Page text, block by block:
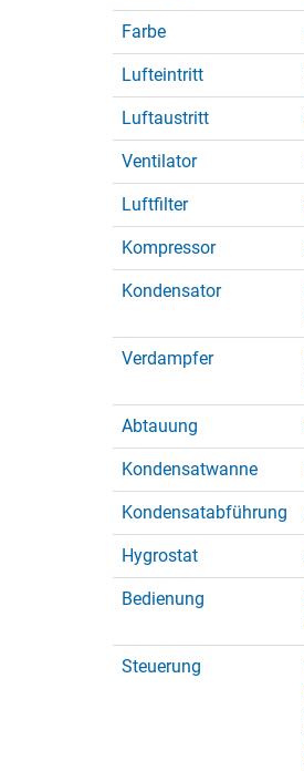
Farbe
Lufteintritt
Luftaustritt
Ventilator
Luftfilter
Kompressor
Kondensator
Verdampfer
Abtauung
Kondensatwanne
Kondensatabführung
Hygrostat
Bedienung
Steuerung